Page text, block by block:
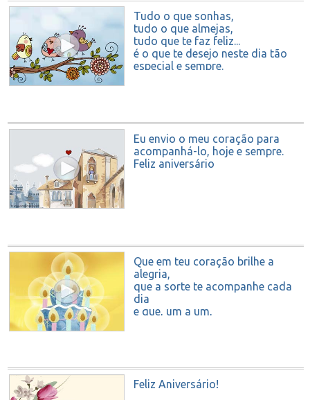
Tudo o que sonhas,
tudo o que almejas,
tudo que te faz feliz...
é o que te desejo neste dia tão
especial e sempre.
Eu envio o meu coração para
acompanhá-lo, hoje e sempre.
Feliz aniversário
Que em teu coração brilhe a
alegria,
que a sorte te acompanhe cada
dia
e que, um a um,
Feliz Aniversário!